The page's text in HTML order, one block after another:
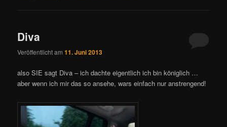
Diva
Veröffentlicht am11. Juni 2013
also SIE sagt Diva – ich dachte eigentlich ich bin königlich …
aber wenn ich mir das so ansehe, wars einfach nur anstrengend!